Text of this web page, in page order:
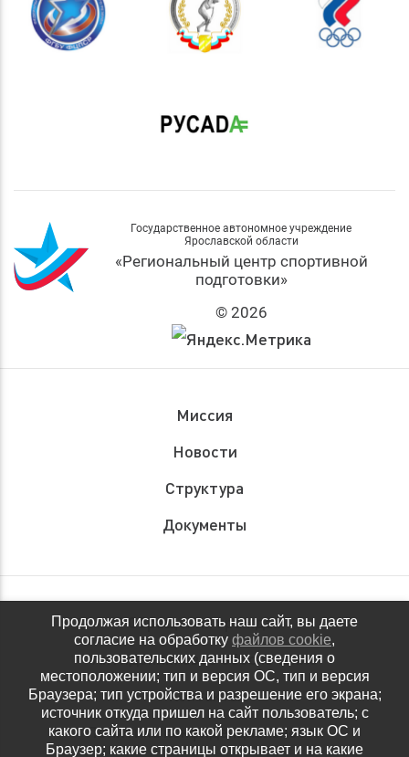
Государственное автономное учреждение
Ярославской области
«Региональный центр спортивной
подготовки»
© 2026
Миссия
Новости
Структура
Документы
Обращения граждан
Антидопинговое обеспечение
Контакты
Политика конфиденциальности
Продолжая использовать наш сайт, вы даете
согласие на обработку файлов cookie,
пользовательских данных (сведения о
местоположении; тип и версия ОС, тип и версия
Браузера; тип устройства и разрешение его экрана;
источник откуда пришел на сайт пользователь; с
какого сайта или по какой рекламе; язык ОС и
Браузер; какие страницы открывает и на какие